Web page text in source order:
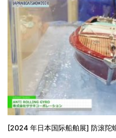
[2024 年日本国际船舶展] 防滚陀